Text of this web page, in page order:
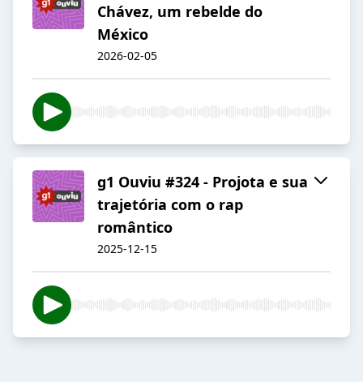
Chávez, um rebelde do
México
2026-02-05
g1 Ouviu #324 - Projota e sua
trajetória com o rap
romântico
2025-12-15